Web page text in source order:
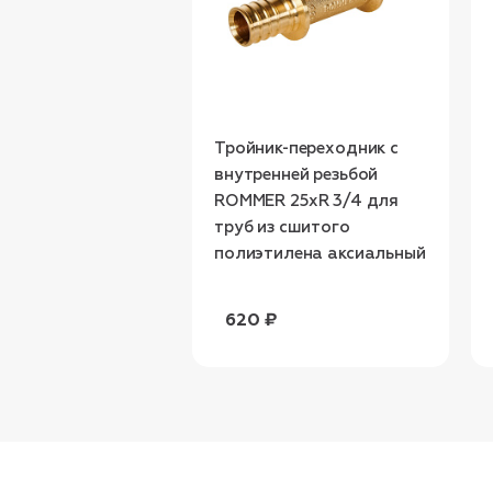
Тройник-переходник с
внутренней резьбой
ROMMER 25xR 3/4 для
труб из сшитого
полиэтилена аксиальный
620 ₽